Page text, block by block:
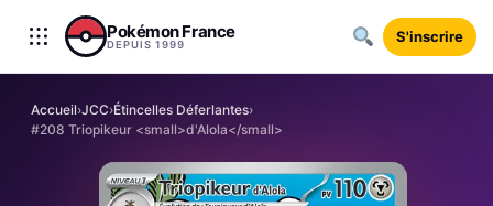
Aller au contenu
Pokémon France
DEPUIS 1999 S'inscrire
Accueil›JCC›Étincelles Déferlantes›
#208 Triopikeur <small>d'Alola</small>